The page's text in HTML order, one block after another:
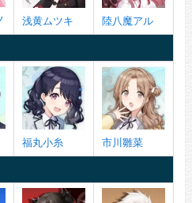
浅黄ムツキ 陸八魔アル
福丸小糸 市川雛菜